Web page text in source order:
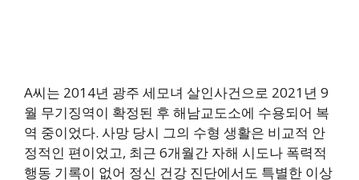
A씨는 2014년 광주 세모녀 살인사건으로 2021년 9
월 무기징역이 확정된 후 해남교도소에 수용되어 복
역 중이었다. 사망 당시 그의 수형 생활은 비교적 안
정적인 편이었고, 최근 6개월간 자해 시도나 폭력적
행동 기록이 없어 정신 건강 진단에서도 특별한 이상